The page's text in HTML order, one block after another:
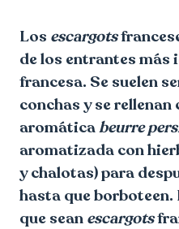
Los escargots
de los entrantes más
francesa. Se suelen
conchas y se
aromáticabeurre
aromatizada con
y chalotas) para
hasta que borboteen.
que sean escargots